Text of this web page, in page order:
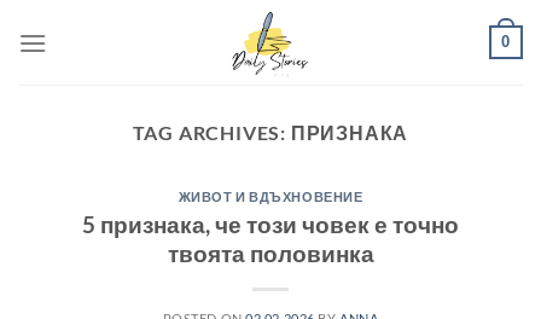
0
TAG ARCHIVES: ПРИЗНАКА
ЖИВОТ И ВДЪХНОВЕНИЕ
5 признака, че този човек е точно
твоята половинка